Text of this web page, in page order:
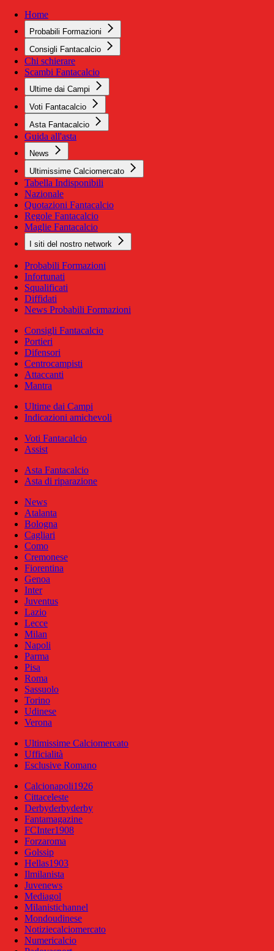
Home
Probabili Formazioni
Consigli Fantacalcio
Chi schierare
Scambi Fantacalcio
Ultime dai Campi
Voti Fantacalcio
Asta Fantacalcio
Guida all'asta
News
Ultimissime Calciomercato
Tabella Indisponibili
Nazionale
Quotazioni Fantacalcio
Regole Fantacalcio
Maglie Fantacalcio
I siti del nostro network
Probabili Formazioni
Infortunati
Squalificati
Diffidati
News Probabili Formazioni
Consigli Fantacalcio
Portieri
Difensori
Centrocampisti
Attaccanti
Mantra
Ultime dai Campi
Indicazioni amichevoli
Voti Fantacalcio
Assist
Asta Fantacalcio
Asta di riparazione
News
Atalanta
Bologna
Cagliari
Como
Cremonese
Fiorentina
Genoa
Inter
Juventus
Lazio
Lecce
Milan
Napoli
Parma
Pisa
Roma
Sassuolo
Torino
Udinese
Verona
Ultimissime Calciomercato
Ufficialità
Esclusive Romano
Calcionapoli1926
Cittaceleste
Derbyderbyderby
Fantamagazine
FCInter1908
Forzaroma
Golssip
Hellas1903
Ilmilanista
Juvenews
Mediagol
Milanistichannel
Mondoudinese
Notiziecalciomercato
Numericalcio